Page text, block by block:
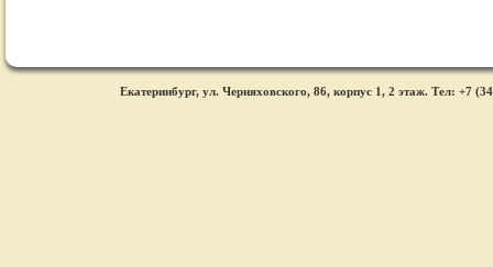
Екатеринбург, ул. Черняховского, 86, корпус 1, 2 этаж. Тел: +7